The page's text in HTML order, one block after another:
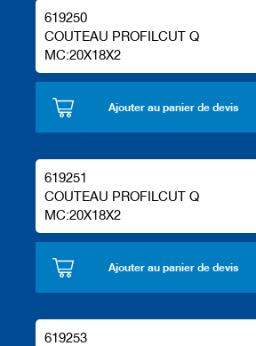
619250
COUTEAU PROFILCUT Q
MC:20X18X2
Ajouter au panier de devis
619251
COUTEAU PROFILCUT Q
MC:20X18X2
Ajouter au panier de devis
619253